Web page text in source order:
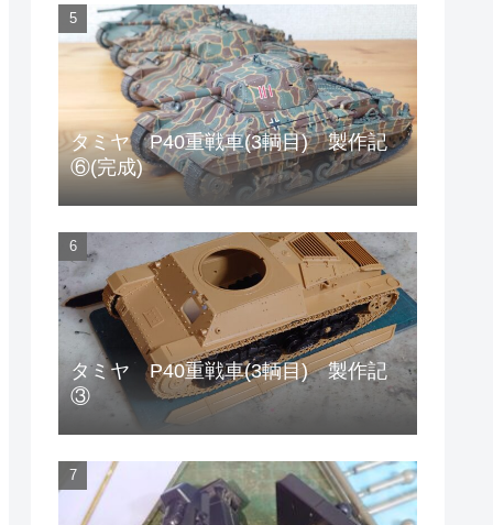
タミヤ P40重戦車(3輌目) 製作記
⑥(完成)
タミヤ P40重戦車(3輌目) 製作記
③